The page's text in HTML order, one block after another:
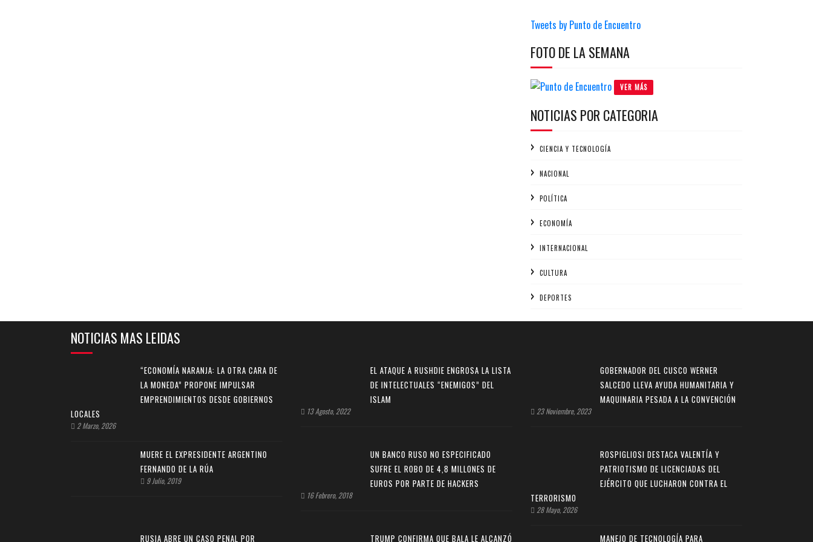
Tweets by Punto de Encuentro
FOTO DE LA SEMANA
VER MÁS
NOTICIAS POR CATEGORIA
CIENCIA Y TECNOLOGÍA
NACIONAL
POLÍTICA
ECONOMÍA
INTERNACIONAL
CULTURA
DEPORTES
NOTICIAS MAS LEIDAS
“ECONOMÍA NARANJA: LA OTRA CARA DE
LA MONEDA” PROPONE IMPULSAR
EMPRENDIMIENTOS DESDE GOBIERNOS
LOCALES
2 Marzo, 2026
EL ATAQUE A RUSHDIE ENGROSA LA LISTA
DE INTELECTUALES “ENEMIGOS” DEL
ISLAM
13 Agosto, 2022
GOBERNADOR DEL CUSCO WERNER
SALCEDO LLEVA AYUDA HUMANITARIA Y
MAQUINARIA PESADA A LA CONVENCIÓN
23 Noviembre, 2023
MUERE EL EXPRESIDENTE ARGENTINO
FERNANDO DE LA RÚA
9 Julio, 2019
UN BANCO RUSO NO ESPECIFICADO
SUFRE EL ROBO DE 4,8 MILLONES DE
EUROS POR PARTE DE HACKERS
16 Febrero, 2018
ROSPIGLIOSI DESTACA VALENTÍA Y
PATRIOTISMO DE LICENCIADAS DEL
EJÉRCITO QUE LUCHARON CONTRA EL
TERRORISMO
28 Mayo, 2026
RUSIA ABRE UN CASO PENAL POR TRUMP CONFIRMA QUE BALA LE ALCANZÓ MANEJO DE TECNOLOGÍA PARA